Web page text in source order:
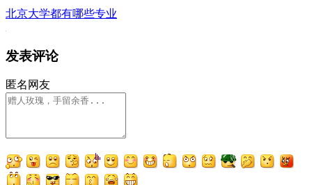
北京大学都有哪些专业
发表评论
匿名网友